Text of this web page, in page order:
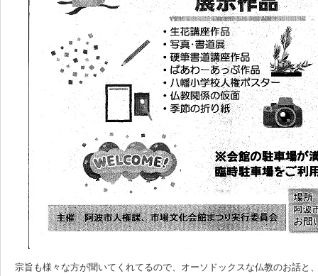
宗旨も様々な方が聞いてくれてるので、オーソドックスな仏教のお話と